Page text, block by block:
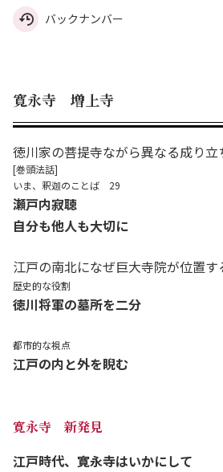
バックナンバー
寛永寺 増上寺
徳川家の菩提寺ながら異なる成り立
[巻頭法話]
いま、釈迦のことば 29
瀬戸内寂聴
自分も他人も大切に
江戸の南北になぜ巨大寺院が位置す
歴史的な役割
徳川将軍の墓所を二分
都市的な視点
江戸の内と外を睨む
寛永寺 新発見
江戸時代、寛永寺はいかにして